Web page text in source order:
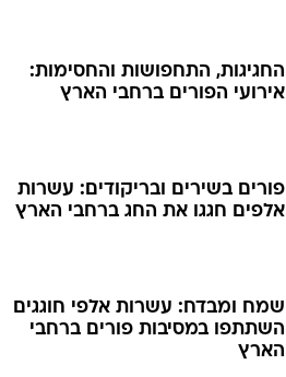
החגיגות, התחפושות והחסימות:
אירועי הפורים ברחבי הארץ
פורים בשירים ובריקודים: עשרות
אלפים חגגו את החג ברחבי הארץ
שמח ומבדח: עשרות אלפי חוגגים
השתתפו במסיבות פורים ברחבי
הארץ